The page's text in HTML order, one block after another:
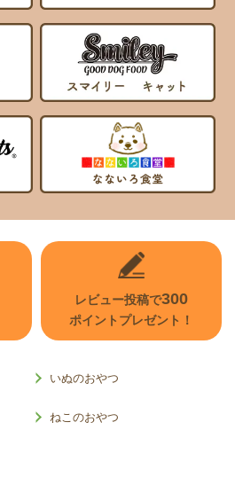
レビュー投稿で300
ポイントプレゼント！
いぬのおやつ
ねこのおやつ